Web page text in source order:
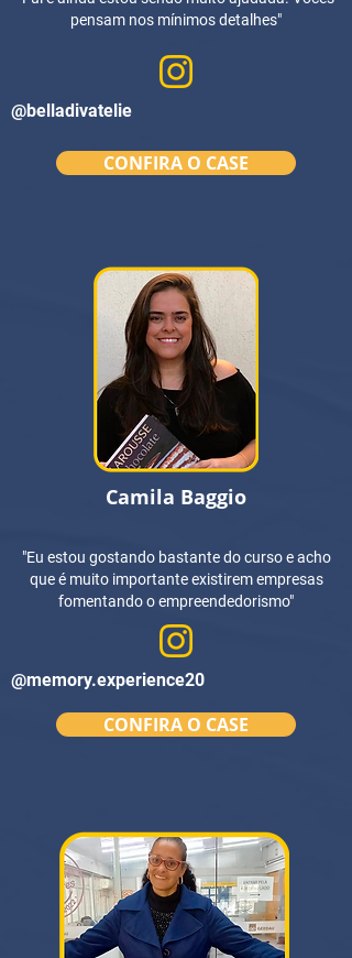
pensam nos mínimos detalhes"
@belladivatelie
CONFIRA O CASE
Camila Baggio
"Eu estou gostando bastante do curso e acho
que é muito importante existirem empresas
fomentando o empreendedorismo"
@memory.experience20
CONFIRA O CASE